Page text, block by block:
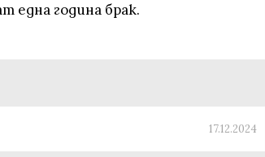
една година брак.
17.12.2024